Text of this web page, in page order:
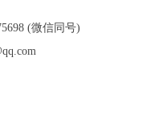
(微信同号)